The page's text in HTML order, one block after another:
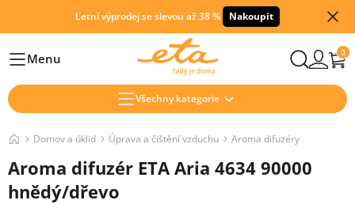
Letní výprodej se slevou až 38 % Nakoupit
HlavníMenu 0
Všechny kategorie
Domov a úklid Úprava a čištění vzduchu Aroma difuzéry
Aroma difuzér ETA Aria 4634 90000
hnědý/dřevo